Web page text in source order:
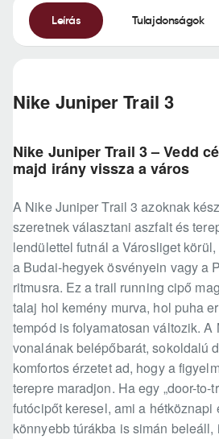
Leírás Tulajdonságok
Nike Juniper Trail 3
Nike Juniper Trail 3 – Vedd
majd irány vissza a város
A Nike Juniper Trail 3 azoknak
szeretnek választani aszfalt és
lendülettel futnál a Városliget
a Budai-hegyek ösvényein vagy a
ritmusra. Ez a trail running cipő
talaj hol kemény murva, hol puha
tempód is folyamatosan változik. A
vonalának belépőbarát, sokoldalú
komfortos érzetet ad, hogy a
terepre maradjon. Ha egy „door-to-
futócipőt keresel, ami a hétköznapi
könnyebb túrákba is simán beleáll,